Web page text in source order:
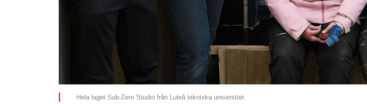
Hela laget Sub-Zero Studio från Luleå tekniska universitet.